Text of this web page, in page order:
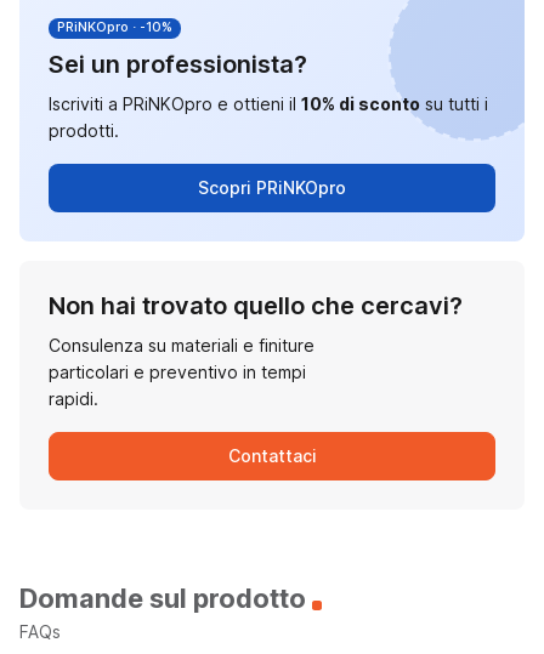
PRiNKOpro · -10%
Sei un professionista?
Iscriviti a PRiNKOpro e ottieni il 10% di sconto su tutti i
prodotti.
Scopri PRiNKOpro
Non hai trovato quello che cercavi?
Consulenza su materiali e finiture
particolari e preventivo in tempi
rapidi.
Contattaci
Domande sul prodotto
FAQs